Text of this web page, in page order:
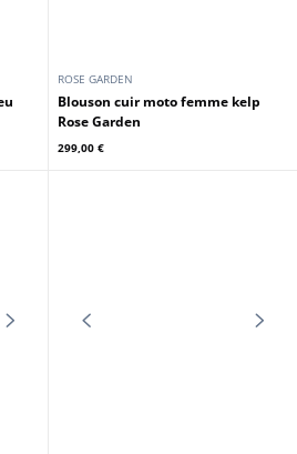
ROSE GARDEN
Blouson cuir moto femme jaune
Rose Garden